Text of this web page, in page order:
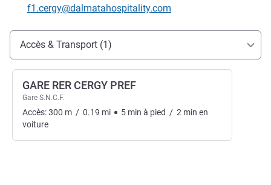
Email de contact
f1.cergy@dalmatahospitality.com
Accès et transports
Accès & Transport (1)
GARE RER CERGY PREF
Gare S.N.C.F.
Accès:300 m / 0.19 mi 5 min à pied / 2 min en
voiture